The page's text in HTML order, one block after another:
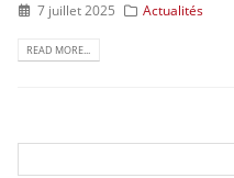
7 juillet 2025 Actualités
READ MORE...